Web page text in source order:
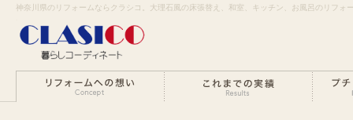
神奈川県のリフォームならクラシコ。大理石風の床張替え、和室、キッチン、お風呂のリフォ